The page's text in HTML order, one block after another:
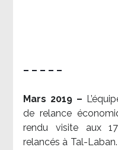
– – – – –
Mars 2019 –
de relance
rendu visite aux
relancés à Tal-